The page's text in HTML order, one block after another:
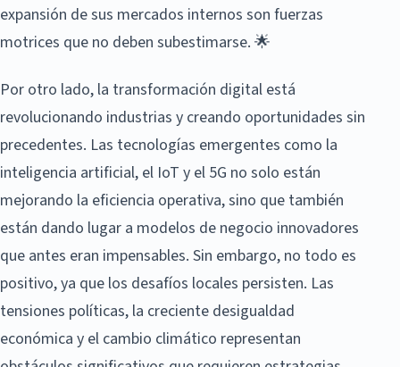
expansión de sus mercados internos son fuerzas
motrices que no deben subestimarse. 🌟
Por otro lado, la transformación digital está
revolucionando industrias y creando oportunidades sin
precedentes. Las tecnologías emergentes como la
inteligencia artificial, el IoT y el 5G no solo están
mejorando la eficiencia operativa, sino que también
están dando lugar a modelos de negocio innovadores
que antes eran impensables. Sin embargo, no todo es
positivo, ya que los desafíos locales persisten. Las
tensiones políticas, la creciente desigualdad
económica y el cambio climático representan